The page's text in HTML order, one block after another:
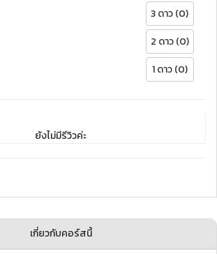
3 ดาว (0)
2 ดาว (0)
1 ดาว (0)
ยังไม่มีรีวิวค่ะ
เกี่ยวกับคอร์สนี้